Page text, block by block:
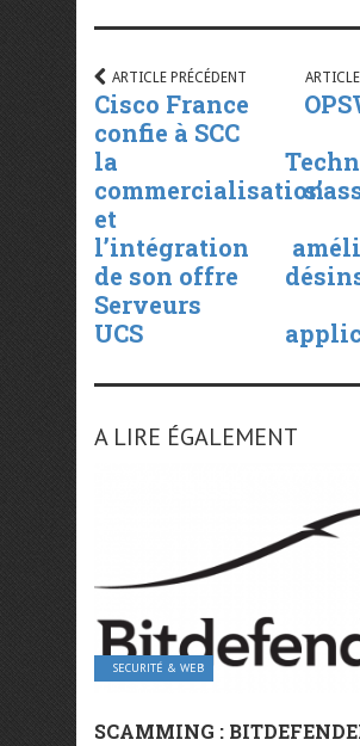
ARTICLE PRÉCÉDENT
Cisco France
confie à SCC
la
commercialisation
et
l’intégration
de son offre
Serveurs
UCS
A LIRE ÉGALEMENT
SECURITÉ & WEB
SCAMMING :